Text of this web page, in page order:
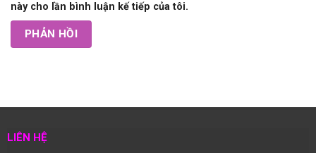
này cho lần bình luận kế tiếp của tôi.
LIÊN HỆ